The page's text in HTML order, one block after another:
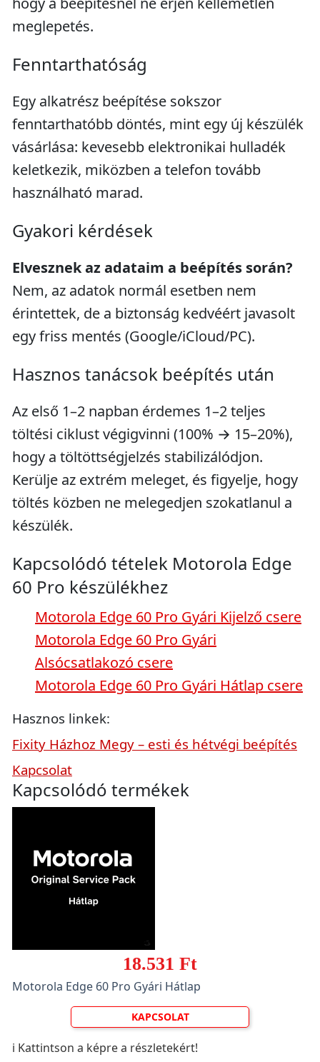
meglepetés.
Fenntarthatóság
Egy alkatrész beépítése sokszor
fenntarthatóbb döntés, mint egy új készülék
vásárlása: kevesebb elektronikai hulladék
keletkezik, miközben a telefon tovább
használható marad.
Gyakori kérdések
Elvesznek az adataim a beépítés során?
Nem, az adatok normál esetben nem
érintettek, de a biztonság kedvéért javasolt
egy friss mentés (Google/iCloud/PC).
Hasznos tanácsok beépítés után
Az első 1–2 napban érdemes 1–2 teljes
töltési ciklust végigvinni (100% → 15–20%),
hogy a töltöttségjelzés stabilizálódjon.
Kerülje az extrém meleget, és figyelje, hogy
töltés közben ne melegedjen szokatlanul a
készülék.
Kapcsolódó tételek Motorola Edge
60 Pro készülékhez
Motorola Edge 60 Pro Gyári Kijelző csere
Motorola Edge 60 Pro Gyári
Alsócsatlakozó csere
Motorola Edge 60 Pro Gyári Hátlap csere
Hasznos linkek:
Fixity Házhoz Megy – esti és hétvégi beépítés
Kapcsolat
Kapcsolódó termékek
18.531 Ft
Motorola Edge 60 Pro Gyári Hátlap
KAPCSOLAT
ℹ️ Kattintson a képre a részletekért!